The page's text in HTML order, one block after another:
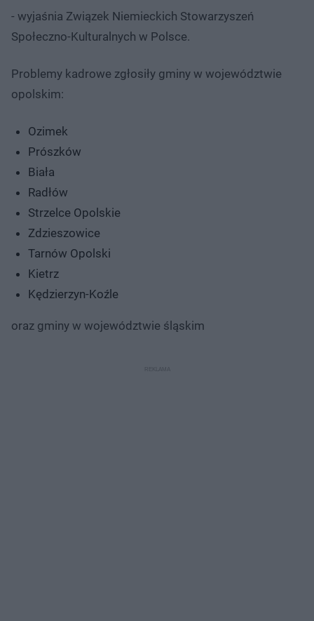
- wyjaśnia Związek Niemieckich Stowarzyszeń
Społeczno-Kulturalnych w Polsce.
Problemy kadrowe zgłosiły gminy w województwie
opolskim:
Ozimek
Prószków
Biała
Radłów
Strzelce Opolskie
Zdzieszowice
Tarnów Opolski
Kietrz
Kędzierzyn-Koźle
oraz gminy w województwie śląskim